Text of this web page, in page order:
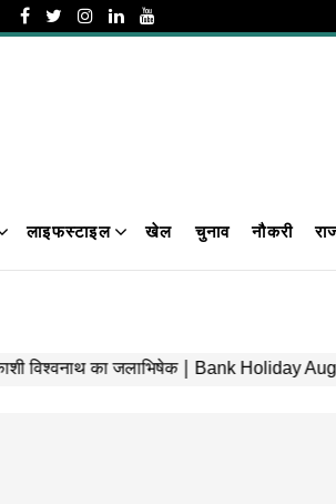
लाइफस्टाइल खेल चुनाव नौकरी